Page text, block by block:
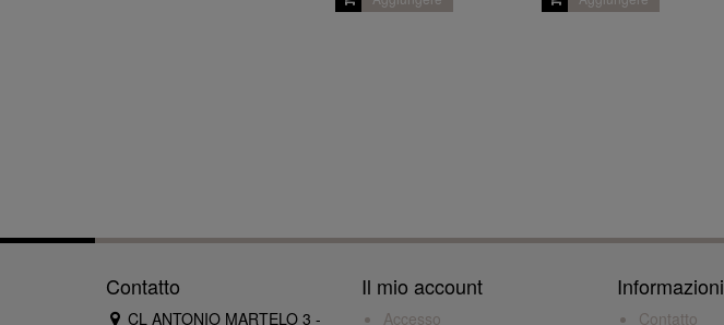
Contatto
CL ANTONIO MARTELO 3 -
Il mio account
Accesso
Informazioni
Contatto